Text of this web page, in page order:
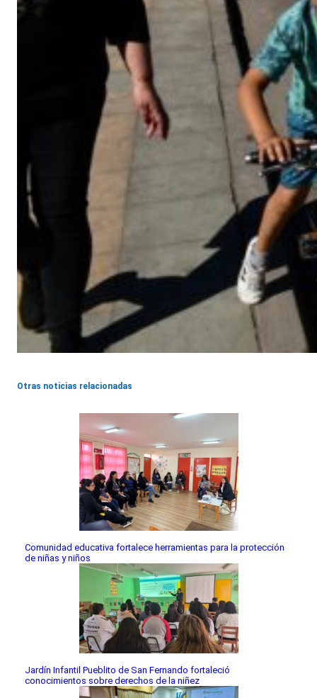
Otras noticias relacionadas
Comunidad educativa fortalece herramientas para la protección
de niñas y niños
Jardín Infantil Pueblito de San Fernando fortaleció
conocimientos sobre derechos de la niñez